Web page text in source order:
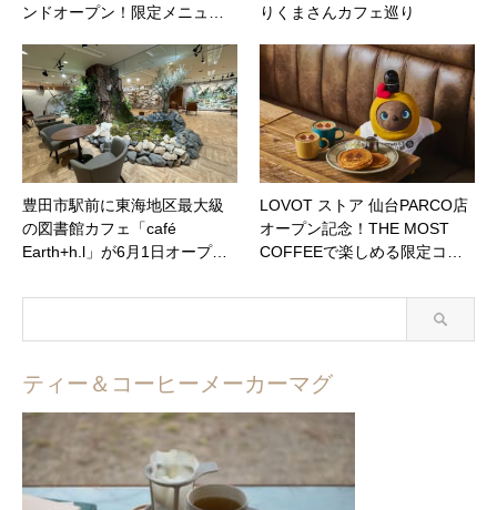
ンドオープン！限定メニュ…
りくまさんカフェ巡り
豊田市駅前に東海地区最大級
の図書館カフェ「café
Earth+h.l」が6月1日オープ…
LOVOT ストア 仙台PARCO店
オープン記念！THE MOST
COFFEEで楽しめる限定コ…
ティー＆コーヒーメーカーマグ